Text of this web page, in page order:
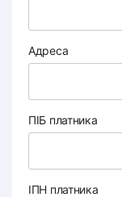
Адреса
ПІБ платника
ІПН платника